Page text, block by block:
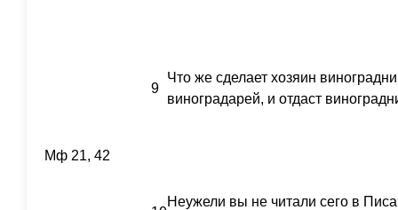
9
Что же сделает хозяин
виноградарей, и отдаст
Мф 21, 42
Неужели вы не читали сего в